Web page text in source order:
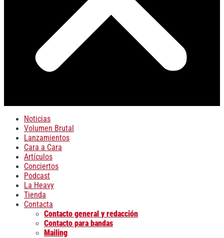
Noticias
Volumen Brutal
Lanzamientos
Cara a Cara
Artículos
Conciertos
Podcast
La Heavy
Tienda
Contacta
Contacto general y redacción
Contacto para bandas
Mailing